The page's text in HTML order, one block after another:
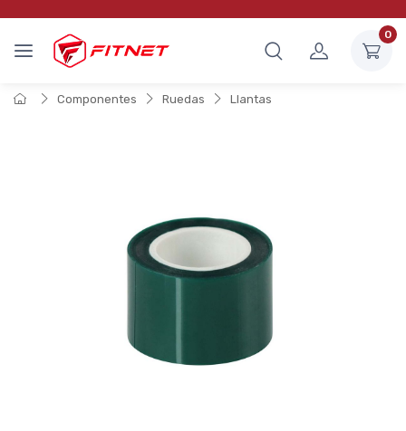
0
Componentes Ruedas Llantas